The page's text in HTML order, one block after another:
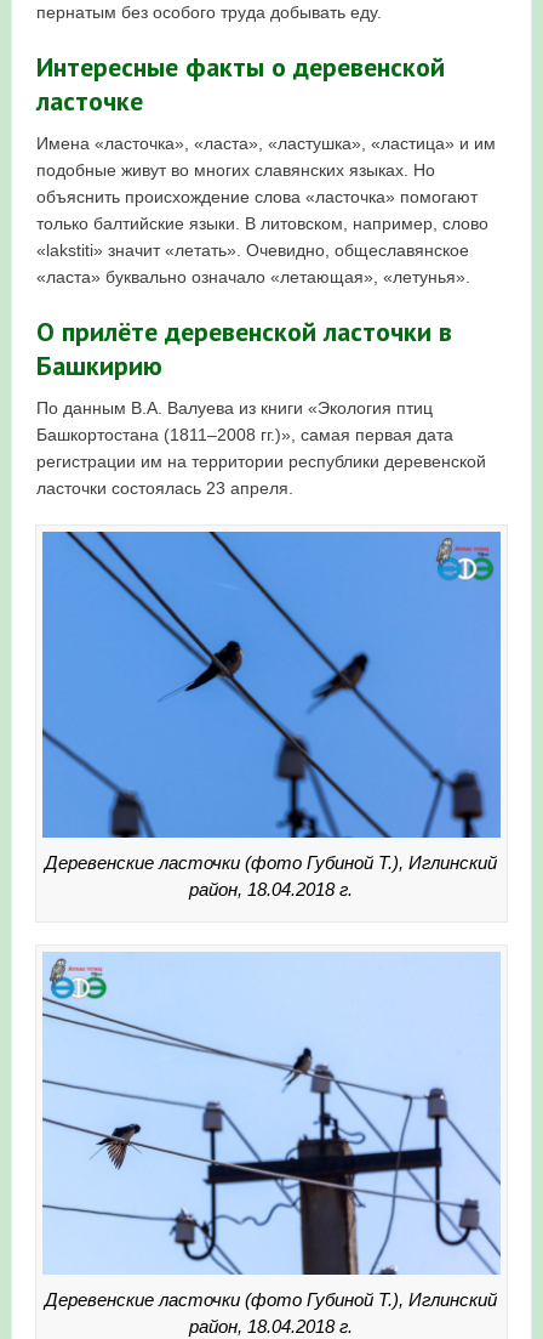
пернатым без особого труда добывать еду.
Интересные факты о деревенской
ласточке
Имена «ласточка», «ласта», «ластушка», «ластица» и им
подобные живут во многих славянских языках. Но
объяснить происхождение слова «ласточка» помогают
только балтийские языки. В литовском, например, слово
«lakstiti» значит «летать». Очевидно, общеславянское
«ласта» буквально означало «летающая», «летунья».
О прилёте деревенской ласточки в
Башкирию
По данным В.А. Валуева из книги «Экология птиц
Башкортостана (1811–2008 гг.)», самая первая дата
регистрации им на территории республики деревенской
ласточки состоялась 23 апреля.
Деревенские ласточки (фото Губиной Т.), Иглинский
район, 18.04.2018 г.
Деревенские ласточки (фото Губиной Т.), Иглинский
район, 18.04.2018 г.